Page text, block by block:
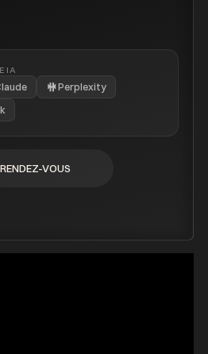
IA
Perplexity
VOUS